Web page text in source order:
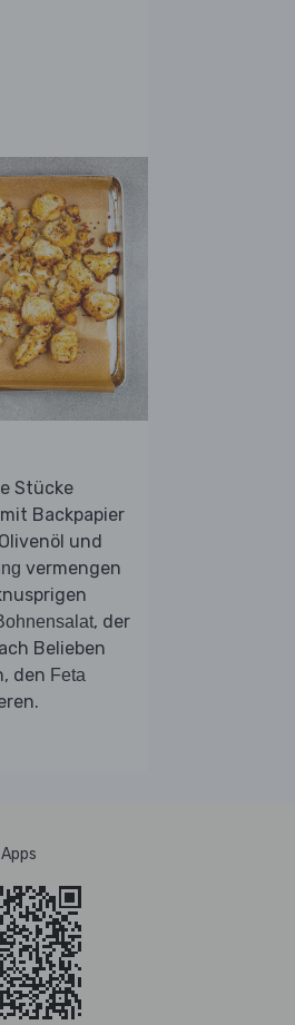
Stücke
Backpapier
und
vermengen
, der
Belieben
den Feta